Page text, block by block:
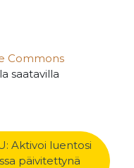
Commons
saatavilla
Aktivoi luentosi
päivitettynä